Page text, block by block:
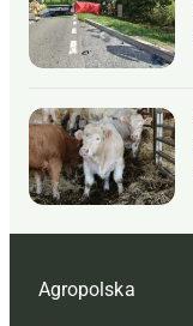
Agropolska